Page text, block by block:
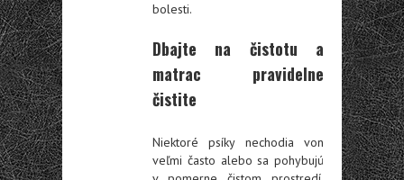
bolesti.
Dbajte na čistotu a
matrac pravidelne
čistite
Niektoré psíky nechodia von
veľmi často alebo sa pohybujú